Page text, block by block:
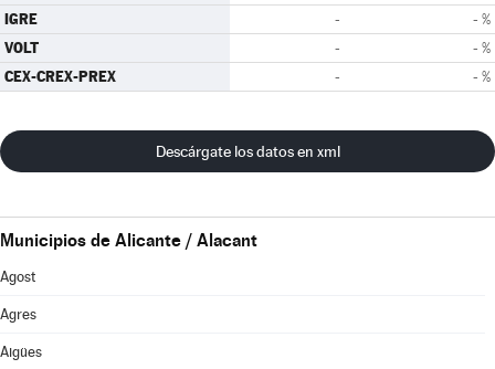
IGRE - - %
VOLT - - %
CEX-CREX-PREX - - %
Descárgate los datos en xml
Municipios de Alicante / Alacant
Agost
Agres
Aigües